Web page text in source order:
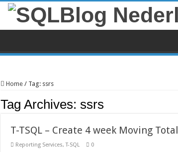
Home / Tag: ssrs
Tag Archives: ssrs
T-TSQL – Create 4 week Moving Total
Reporting Services,T-SQL 0